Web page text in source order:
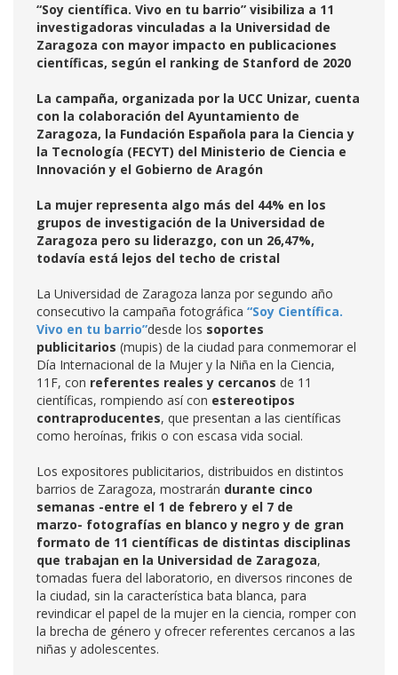
“Soy científica. Vivo en tu barrio” visibiliza a 11
investigadoras vinculadas a la Universidad de
Zaragoza con mayor impacto en publicaciones
científicas, según el ranking de Stanford de 2020
La campaña, organizada por la UCC Unizar, cuenta
con la colaboración del Ayuntamiento de
Zaragoza, la Fundación Española para la Ciencia y
la Tecnología (FECYT) del Ministerio de Ciencia e
Innovación y el Gobierno de Aragón
La mujer representa algo más del 44% en los
grupos de investigación de la Universidad de
Zaragoza pero su liderazgo, con un 26,47%,
todavía está lejos del techo de cristal
La Universidad de Zaragoza lanza por segundo año
consecutivo la campaña fotográfica “Soy Científica.
Vivo en tu barrio”desde los soportes
publicitarios (mupis) de la ciudad para conmemorar el
Día Internacional de la Mujer y la Niña en la Ciencia,
11F, con referentes reales y cercanos de 11
científicas, rompiendo así con estereotipos
contraproducentes, que presentan a las científicas
como heroínas, frikis o con escasa vida social.
Los expositores publicitarios, distribuidos en distintos
barrios de Zaragoza, mostrarán durante cinco
semanas -entre el 1 de febrero y el 7 de
marzo- fotografías en blanco y negro y de gran
formato de 11 científicas de distintas disciplinas
que trabajan en la Universidad de Zaragoza,
tomadas fuera del laboratorio, en diversos rincones de
la ciudad, sin la característica bata blanca, para
revindicar el papel de la mujer en la ciencia, romper con
la brecha de género y ofrecer referentes cercanos a las
niñas y adolescentes.